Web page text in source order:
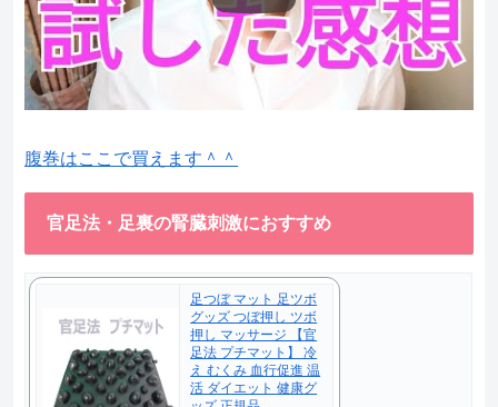
腹巻はここで買えます＾＾
官足法・足裏の腎臓刺激におすすめ
足つぼ マット 足ツボ
グッズ つぼ押し ツボ
押し マッサージ 【官
足法 プチマット】 冷
え むくみ 血行促進 温
活 ダイエット 健康グ